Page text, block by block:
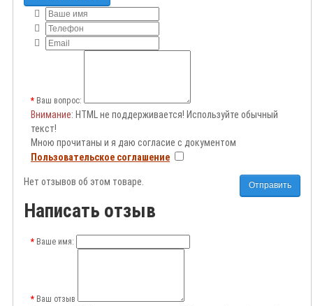
Ваш вопрос:
Внимание: HTML не поддерживается! Используйте обычный
текст!
Мною прочитаны и я даю согласие с документом
Пользовательское соглашение
Отправить
Нет отзывов об этом товаре.
Написать отзыв
Ваше имя:
Ваш отзыв